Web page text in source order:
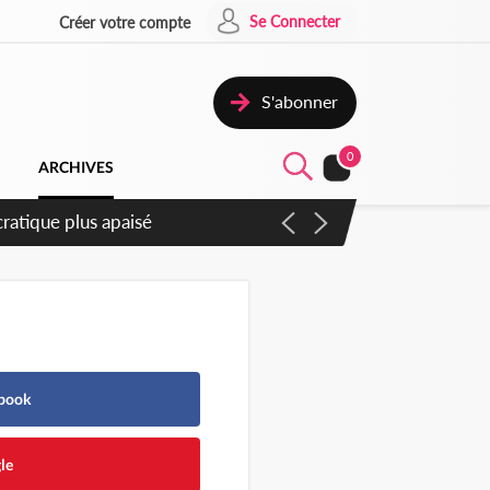
Créer votre compte Se Connecter
S'abonner
ARCHIVES
0
du samedi